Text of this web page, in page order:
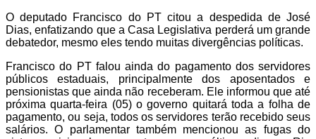
O deputado Francisco do PT citou a despedida de José
Dias, enfatizando que a Casa Legislativa perderá um grande
debatedor, mesmo eles tendo muitas divergências políticas.
Francisco do PT falou ainda do pagamento dos servidores
públicos estaduais, principalmente dos aposentados e
pensionistas que ainda não receberam. Ele informou que até
próxima quarta-feira (05) o governo quitará toda a folha de
pagamento, ou seja, todos os servidores terão recebido seus
salários. O parlamentar também mencionou as fugas do